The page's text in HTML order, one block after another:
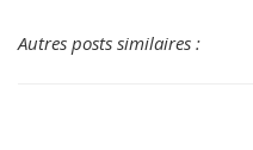
Autres posts similaires :